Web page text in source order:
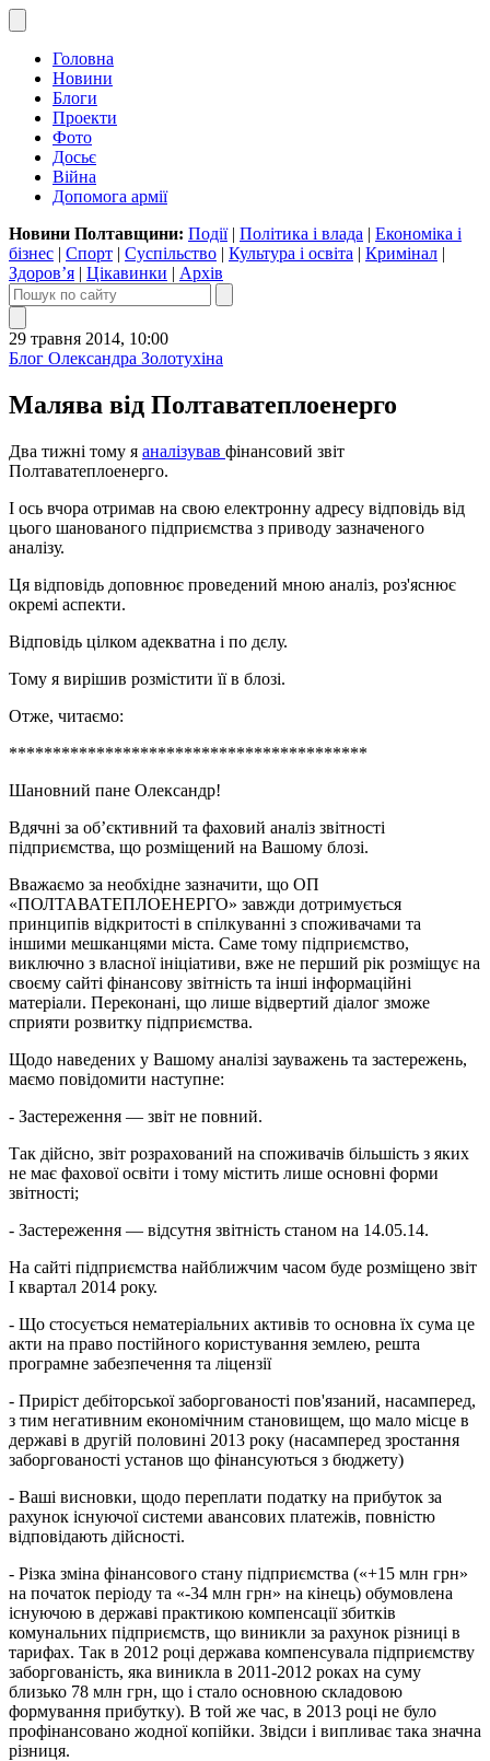
Головна
Новини
Блоги
Проекти
Фото
Досьє
Війна
Допомога армії
Новини Полтавщини: Події| Політика і влада | Економіка і
бізнес | Спорт | Суспільство | Культура і освіта | Кримінал |
Здоров’я | Цікавинки | Архів
29 травня 2014, 10:00
Блог Олександра Золотухіна
Малява від Полтаватеплоенерго
Два тижні тому я аналізував фінансовий звіт
Полтаватеплоенерго.
І ось вчора отримав на свою електронну адресу відповідь від
цього шанованого підприємства з приводу зазначеного
аналізу.
Ця відповідь доповнює проведений мною аналіз, роз'яснює
окремі аспекти.
Відповідь цілком адекватна і по дєлу.
Тому я вирішив розмістити її в блозі.
Отже, читаємо:
*****************************************
Шановний пане Олександр!
Вдячні за об’єктивний та фаховий аналіз звітності
підприємства, що розміщений на Вашому блозі.
Вважаємо за необхідне зазначити, що ОП
«ПОЛТАВАТЕПЛОЕНЕРГО» завжди дотримується
принципів відкритості в спілкуванні з споживачами та
іншими мешканцями міста. Саме тому підприємство,
виключно з власної ініціативи, вже не перший рік розміщує на
своєму сайті фінансову звітність та інші інформаційні
матеріали. Переконані, що лише відвертий діалог зможе
сприяти розвитку підприємства.
Щодо наведених у Вашому аналізі зауважень та застережень,
маємо повідомити наступне:
- Застереження — звіт не повний.
Так дійсно, звіт розрахований на споживачів більшість з яких
не має фахової освіти і тому містить лише основні форми
звітності;
- Застереження — відсутня звітність станом на 14.05.14.
На сайті підприємства найближчим часом буде розміщено звіт
І квартал 2014 року.
- Що стосується нематеріальних активів то основна їх сума це
акти на право постійного користування землею, решта
програмне забезпечення та ліцензії
- Приріст дебіторської заборгованості пов'язаний, насамперед,
з тим негативним економічним становищем, що мало місце в
державі в другій половині 2013 року (насамперед зростання
заборгованості установ що фінансуються з бюджету)
- Ваші висновки, щодо переплати податку на прибуток за
рахунок існуючої системи авансових платежів, повністю
відповідають дійсності.
- Різка зміна фінансового стану підприємства («+15 млн грн»
на початок періоду та «-34 млн грн» на кінець) обумовлена
існуючою в державі практикою компенсації збитків
комунальних підприємств, що виникли за рахунок різниці в
тарифах. Так в 2012 році держава компенсувала підприємству
заборгованість, яка виникла в 2011-2012 роках на суму
близько 78 млн грн, що і стало основною складовою
формування прибутку). В той же час, в 2013 році не було
профінансовано жодної копійки. Звідси і випливає така значна
різниця.